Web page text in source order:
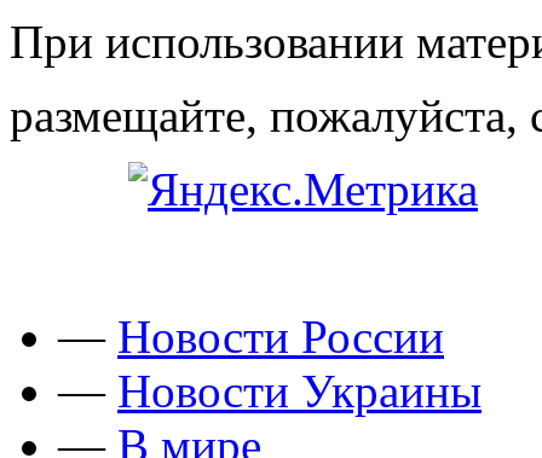
При использовании
размещайте, пожалуйста,
— Новости России
— Новости Украины
— В мире